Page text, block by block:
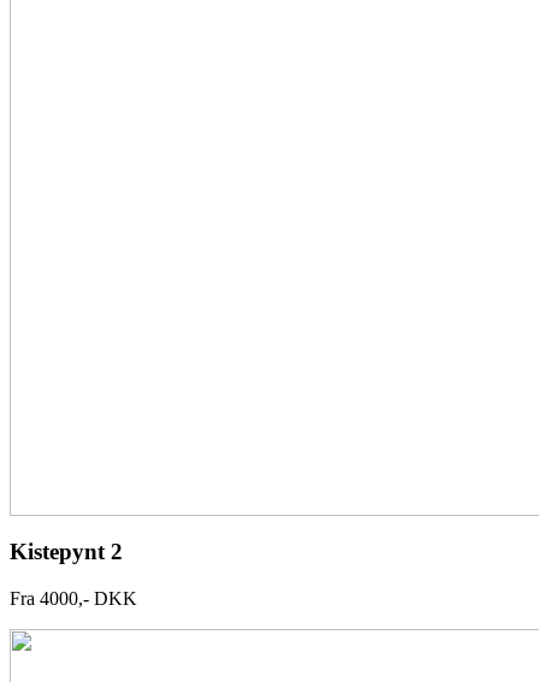
Kistepynt 2
Fra 4000,- DKK